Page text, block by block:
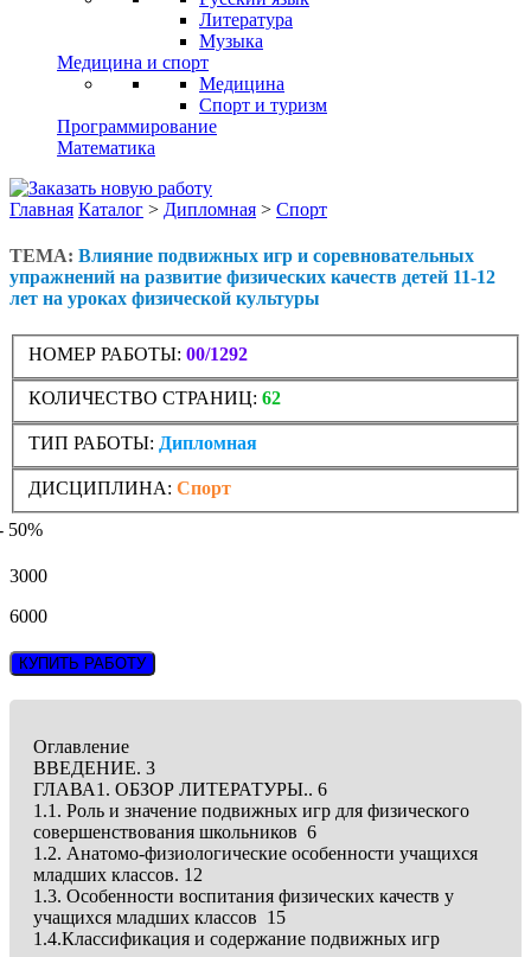
Литература
Музыка
Медицина и спорт
Медицина
Спорт и туризм
Программирование
Математика
Главная Каталог > Дипломная > Спорт
ТЕМА: Влияние подвижных игр и соревновательных
упражнений на развитие физических качеств детей 11-12
лет на уроках физической культуры
НОМЕР РАБОТЫ: 00/1292
КОЛИЧЕСТВО СТРАНИЦ: 62
ТИП РАБОТЫ: Дипломная
ДИСЦИПЛИНА: Спорт
50%
3000
6000
КУПИТЬ РАБОТУ
Оглавление
ВВЕДЕНИЕ. 3
ГЛАВА1. ОБЗОР ЛИТЕРАТУРЫ.. 6
1.1. Роль и значение подвижных игр для физического
совершенствования школьников 6
1.2. Анатомо-физиологические особенности учащихся
младших классов. 12
1.3. Особенности воспитания физических качеств у
учащихся младших классов 15
1.4.Классификация и содержание подвижных игр